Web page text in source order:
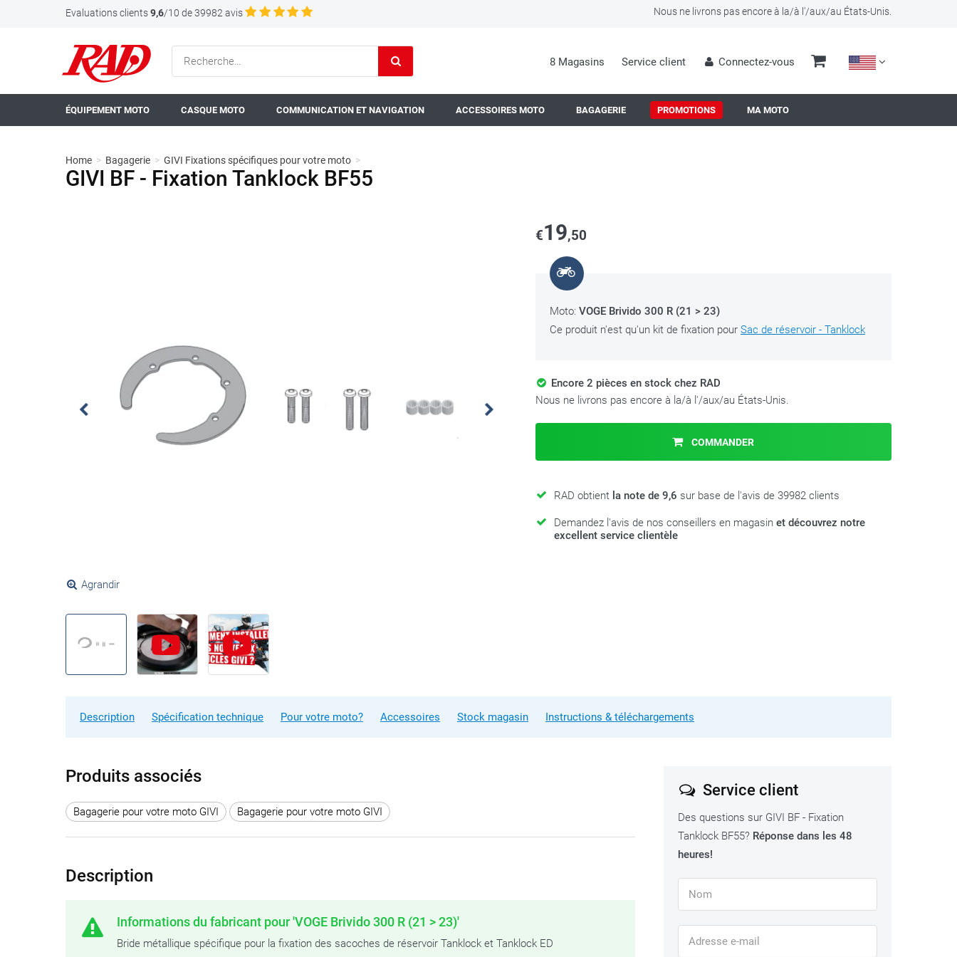
Evaluations clients9,6/10 de 39982 avis Nous ne livrons pas encore à la/à l'/aux/au États-Unis.
8 Magasins Service client Connectez-vous
ÉQUIPEMENT MOTO CASQUE MOTO COMMUNICATION ET NAVIGATION ACCESSOIRES MOTO BAGAGERIE PROMOTIONS MA MOTO
Home > Bagagerie > GIVI Fixations spécifiques pour votre moto >
GIVI BF - Fixation Tanklock BF55
Agrandir
€19,50
Moto: VOGE Brivido 300 R (21 > 23)
Ce produit n'est qu'un kit de fixation pour Sac de réservoir - Tanklock
Encore 2 pièces en stock chez RAD
Nous ne livrons pas encore à la/à l'/aux/au États-Unis.
COMMANDER
RAD obtient la note de 9,6 sur base de l'avis de 39982 clients
Demandez l'avis de nos conseillers en magasin et découvrez notre
excellent service clientèle
Description Spécification technique Pour votre moto? Accessoires Stock magasin Instructions & téléchargements
Produits associés
Bagagerie pour votre moto GIVI Bagagerie pour votre moto GIVI
Description
Informations du fabricant pour 'VOGE Brivido 300 R (21 > 23)'
Bride métallique spécifique pour la fixation des sacoches de réservoir Tanklock et Tanklock ED
Service client
Des questions sur GIVI BF - Fixation
Tanklock BF55? Réponse dans les 48
heures!